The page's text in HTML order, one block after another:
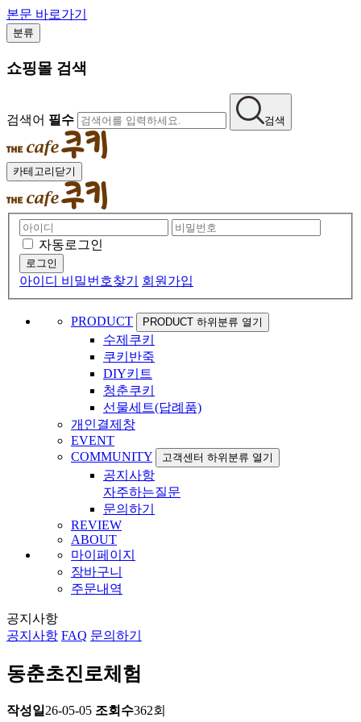
본문 바로가기
분류
쇼핑몰 검색
검색어 필수 검색
카테고리닫기
자동로그인
아이디 비밀번호찾기 회원가입
PRODUCT PRODUCT 하위분류 열기
수제쿠키
쿠키반죽
DIY키트
청춘쿠키
선물세트(답례품)
개인결제창
EVENT
COMMUNITY
고객센터 하위분류 열기
공지사항
자주하는질문
문의하기
REVIEW
ABOUT
마이페이지
장바구니
주문내역
공지사항
공지사항 FAQ 문의하기
동춘초진로체험
작성일 26-05-05 조회수362회